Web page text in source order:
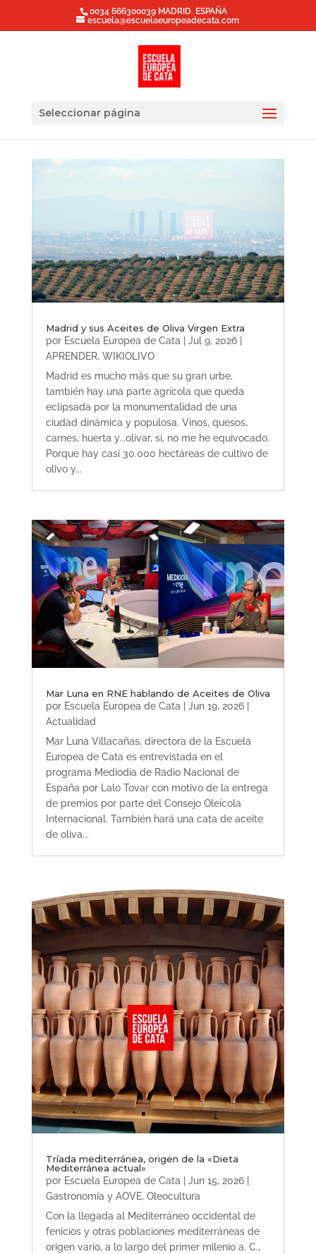
0034 666300039 MADRID. ESPAÑA
escuela@escuelaeuropeadecata.com
Seleccionar página
Madrid y sus Aceites de Oliva Virgen Extra
por Escuela Europea de Cata | Jul 9, 2026|
APRENDER, WIKIOLIVO
Madrid es mucho más que su gran urbe,
también hay una parte agrícola que queda
eclipsada por la monumentalidad de una
ciudad dinámica y populosa. Vinos, quesos,
carnes, huerta y...olivar, sí, no me he equivocado.
Porque hay casi 30.000 hectáreas de cultivo de
olivo y...
Mar Luna en RNE hablando de Aceites de Oliva
por Escuela Europea de Cata| Jun 19, 2026|
Actualidad
Mar Luna Villacañas, directora de la Escuela
Europea de Cata es entrevistada en el
programa Mediodía de Radio Nacional de
España por Lalo Tovar con motivo de la entrega
de premios por parte del Consejo Oleícola
Internacional. También hará una cata de aceite
de oliva...
Tríada mediterránea, origen de la «Dieta
Mediterránea actual»
por Escuela Europea de Cata| Jun 15, 2026|
Gastronomía y AOVE, Oleocultura
Con la llegada al Mediterráneo occidental de
fenicios y otras poblaciones mediterráneas de
origen vario, a lo largo del primer milenio a. C.,